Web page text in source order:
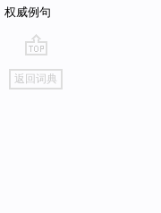
权威例句
go
top
返回词典